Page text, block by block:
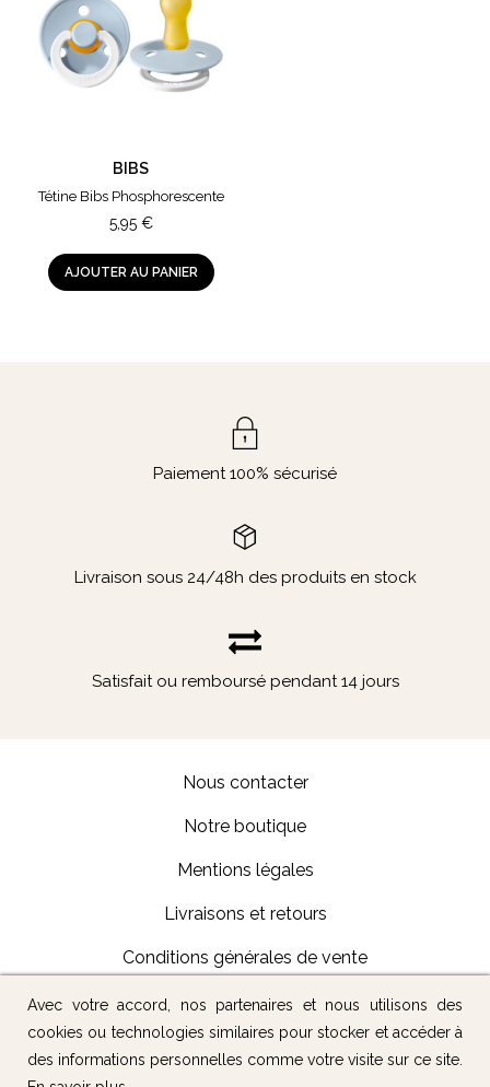
BIBS
Tétine Bibs Phosphorescente
5,95 €
AJOUTER AU PANIER
Paiement 100% sécurisé
Livraison sous 24/48h des produits en stock
Satisfait ou remboursé pendant 14 jours
Nous contacter
Notre boutique
Mentions légales
Livraisons et retours
Conditions générales de vente
Suivez-nous :
Avec votre accord, nos partenaires et nous utilisons des
cookies ou technologies similaires pour stocker et accéder à
des informations personnelles comme votre visite sur ce site.